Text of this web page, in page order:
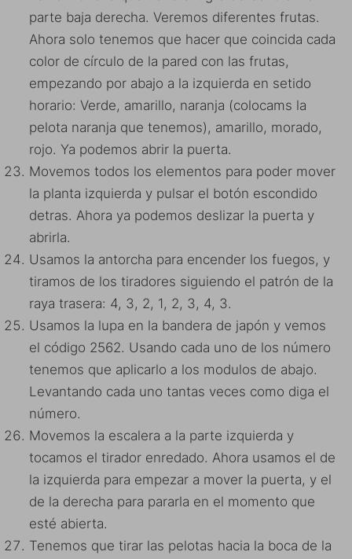
parte baja derecha. Veremos diferentes frutas.
Ahora solo tenemos que hacer que coincida cada
color de círculo de la pared con las frutas,
empezando por abajo a la izquierda en setido
horario: Verde, amarillo, naranja (colocams la
pelota naranja que tenemos), amarillo, morado,
rojo. Ya podemos abrir la puerta.
Movemos todos los elementos para poder mover
la planta izquierda y pulsar el botón escondido
detras. Ahora ya podemos deslizar la puerta y
abrirla.
Usamos la antorcha para encender los fuegos, y
tiramos de los tiradores siguiendo el patrón de la
raya trasera: 4, 3, 2, 1, 2, 3, 4, 3.
Usamos la lupa en la bandera de japón y vemos
el código 2562. Usando cada uno de los número
tenemos que aplicarlo a los modulos de abajo.
Levantando cada uno tantas veces como diga el
número.
Movemos la escalera a la parte izquierda y
tocamos el tirador enredado. Ahora usamos el de
la izquierda para empezar a mover la puerta, y el
de la derecha para pararla en el momento que
esté abierta.
Tenemos que tirar las pelotas hacia la boca de la